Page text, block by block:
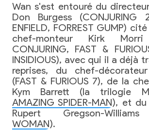
Wan s'est entouré du
Don Burgess
ENFIELD, FORREST GUMP)
chef-monteur Kirk
CONJURING, FAST &
INSIDIOUS), avec qui il a déjà
reprises, du chef-
(FAST & FURIOUS 7), de la
Kym Barrett (la trilogie
AMAZING SPIDER-MAN), et du
Rupert Gregson-
WOMAN).